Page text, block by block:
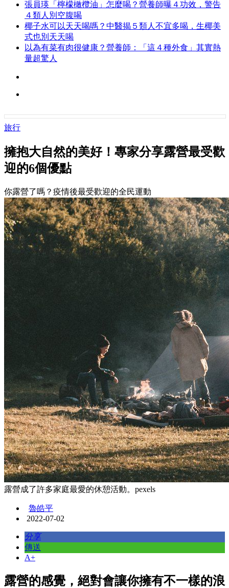
張員瑛「檸檬橄欖油」怎麼喝？營養師曝４功效，警告
４類人別空腹喝
椰子水可以天天喝嗎？中醫揭５類人不宜多喝，生椰美
式也別天天喝
以為有菜有肉很健康？營養師：「這４種外食」其實熱
量超驚人
旅行
擁抱大自然的美好！專家分享露營最受歡
迎的6個優點
你露營了嗎？疫情後最受歡迎的全民運動
露營成了許多家庭最愛的休憩活動。pexels
魯皓平
2022-07-02
分享
傳送
A+
露營的感覺，絕對會讓你擁有不一樣的浪